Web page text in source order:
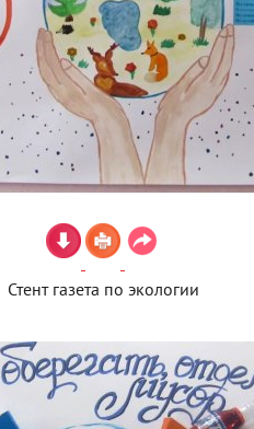
Стент газета по экологии